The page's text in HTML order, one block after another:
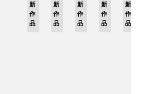
新
作
品
新
作
品
新
作
品
新
作
品
新
作
品